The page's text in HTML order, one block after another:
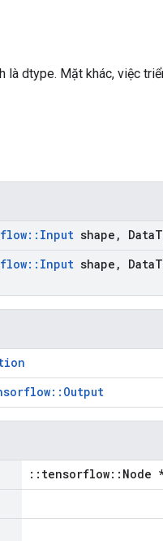
dtype. Mặt khác, việc
:: Input shape , Data
:: Input shape , Data
::tensorflow::Node